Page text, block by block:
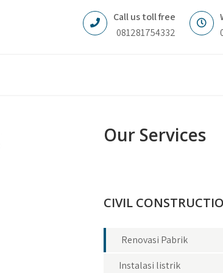
Call us toll free
081281754332
Our Services
CIVIL
Renovasi Pabrik
Instalasi listrik